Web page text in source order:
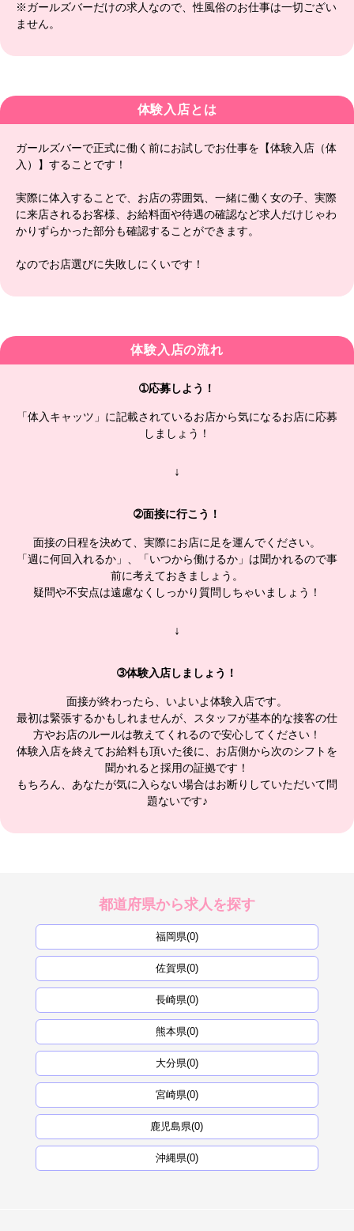
※ガールズバーだけの求人なので、性風俗のお仕事は一切ござい
ません。
体験入店とは
ガールズバーで正式に働く前にお試しでお仕事を【体験入店（体
入）】することです！
実際に体入することで、お店の雰囲気、一緒に働く女の子、実際
に来店されるお客様、お給料面や待遇の確認など求人だけじゃわ
かりずらかった部分も確認することができます。
なのでお店選びに失敗しにくいです！
体験入店の流れ
➀応募しよう！
「体入キャッツ」に記載されているお店から気になるお店に応募
しましょう！
↓
➁面接に行こう！
面接の日程を決めて、実際にお店に足を運んでください。
「週に何回入れるか」、「いつから働けるか」は聞かれるので事
前に考えておきましょう。
疑問や不安点は遠慮なくしっかり質問しちゃいましょう！
↓
➂体験入店しましょう！
面接が終わったら、いよいよ体験入店です。
最初は緊張するかもしれませんが、スタッフが基本的な接客の仕
方やお店のルールは教えてくれるので安心してください！
体験入店を終えてお給料も頂いた後に、お店側から次のシフトを
聞かれると採用の証拠です！
もちろん、あなたが気に入らない場合はお断りしていただいて問
題ないです♪
都道府県から求人を探す
福岡県(0)
佐賀県(0)
長崎県(0)
熊本県(0)
大分県(0)
宮崎県(0)
鹿児島県(0)
沖縄県(0)